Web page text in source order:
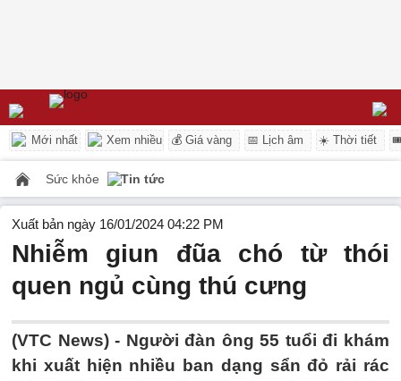
Mới nhất Xem nhiều 💰 Giá vàng 📅 Lịch âm ☀️ Thời tiết
Sức khỏe Tin tức
Xuất bản ngày 16/01/2024 04:22 PM
Nhiễm giun đũa chó từ thói
quen ngủ cùng thú cưng
(VTC News) - Người đàn ông 55 tuổi đi khám
khi xuất hiện nhiều ban dạng sẩn đỏ rải rác